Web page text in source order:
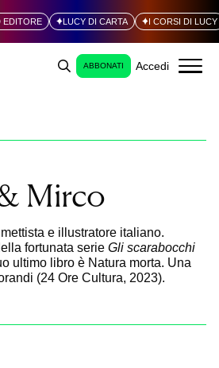
EDITORE LUCY DI CARTA I CORSI DI LUCY
ABBONATI Accedi
Mirco
e illustratore italiano.
fortunata serieGli scarabocchi
ultimo libro è Natura morta. Una
(24 Ore Cultura, 2023).